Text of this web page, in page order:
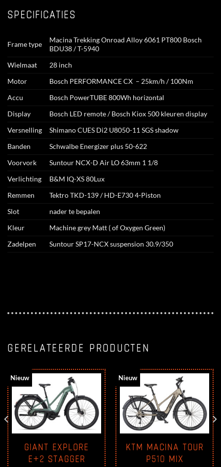
SPECIFICATIES
Frame type
Macina Trekking Onroad Alloy 6061 PT800 Bosch
BDU38 / T-5940
Wielmaat
28 inch
Motor
Bosch PERFORMANCE CX – 25km/h / 100Nm
Accu
Bosch PowerTUBE 800Wh horizontal
Display
Bosch LED remote / Bosch Kiox 500 kleuren display
Versnelling
Shimano CUES Di2 U8050-11 SGS shadow
Banden
Schwalbe Energizer plus 50-622
Voorvork
Suntour NCX-D Air LO 63mm 1 1/8
Verlichting
B&M IQ-XS 80Lux
Remmen
Tektro TKD-139 / HD-E730 4-Piston
Slot
nader te bepalen
Kleur
Machine grey Matt ( of Oxygen Green)
Zadelpen
Suntour SP17-NCX suspension 30.9/350
GERELATEERDE PRODUCTEN
Nieuw
GIANT EXPLORE
E+2 STAGGER
Nieuw
KTM MACINA TOUR
P510 MIX